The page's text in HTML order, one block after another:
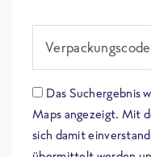
Das Suchergebnis
Maps angezeigt. Mit
sich damit